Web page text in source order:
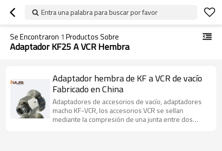
Entra una palabra para buscar por favor
Se Encontraron 1 Productos Sobre
Adaptador KF25 A VCR Hembra
Adaptador hembra de KF a VCR de vacío
Fabricado en China
Adaptadores de accesorios de vacío, adaptadores
macho KF-VCR, los accesorios VCR se sellan
mediante la compresión de una junta entre dos